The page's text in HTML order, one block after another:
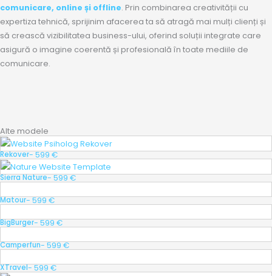
comunicare, online și offline. Prin combinarea creativității cu
expertiza tehnică, sprijinim afacerea ta să atragă mai mulți clienți și
să crească vizibilitatea business-ului, oferind soluții integrate care
asigură o imagine coerentă și profesională în toate mediile de
comunicare.
Alte modele
Rekover- 599 €
Sierra Nature- 599 €
Matour- 599 €
BigBurger- 599 €
Camperfun- 599 €
XTravel- 599 €